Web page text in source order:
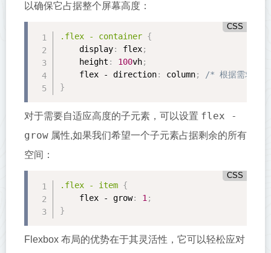
以确保它占据整个屏幕高度：
CSS
.flex - container {
display: flex;
height : 100vh;
    flex -
direction: column;
/* 根据需求设
}
对于需要自适应高度的子元素，可以设置 flex -
grow 属性,如果我们希望一个子元素占据剩余的所有
空间：
CSS
.flex - item {
    flex -
grow: 1 ;
}
Flexbox 布局的优势在于其灵活性，它可以轻松应对